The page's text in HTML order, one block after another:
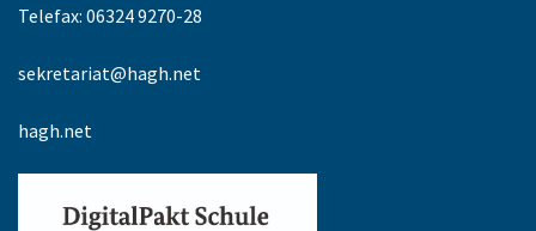
Telefax: 06324 9270-28
sekretariat@hagh.net
hagh.net